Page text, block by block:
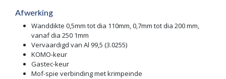
Afwerking
Wanddikte 0,5mm tot dia 110mm, 0,7mm tot dia 200 mm,
vanaf dia 250 1mm
Vervaardigd van Al 99,5 (3.0255)
KOMO-keur
Gastec-keur
Mof-spie verbinding met krimpeinde